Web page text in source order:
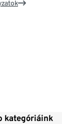
kategóriáink